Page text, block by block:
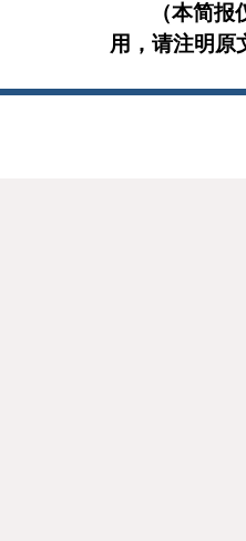
（本简
用，请注明原